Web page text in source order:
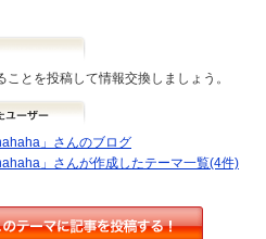
とを投稿して情報交換しましょう。
」さんのブログ
」さんが作成したテーマ一覧(4件)